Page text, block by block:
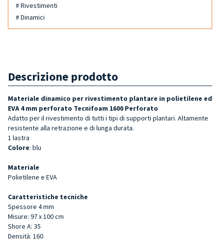
# Rivestimenti
# Dinamici
Descrizione prodotto
Materiale dinamico per rivestimento plantare in polietilene ed
EVA 4 mm perforato Tecnifoam 1600 Perforato
Adatto per il rivestimento di tutti i tipi di supporti plantari. Altamente
resistente alla retrazione e di lunga durata.
1 lastra
Colore: blu
Materiale
Polietilene e EVA
Caratteristiche tecniche
Spessore 4 mm
Misure: 97 x 100 cm
Shore A: 35
Densità: 160